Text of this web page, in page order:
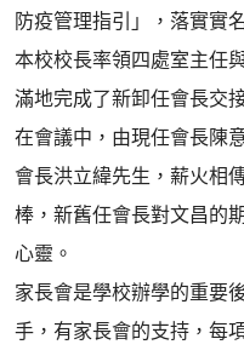
防疫管理指引」，落實實
本校校長率領四處室主任
滿地完成了新卸任會長交
在會議中，由現任會長陳
會長洪立緯先生，薪火相
棒，新舊任會長對文昌的
心靈。
家長會是學校辦學的重要
手，有家長會的支持，每